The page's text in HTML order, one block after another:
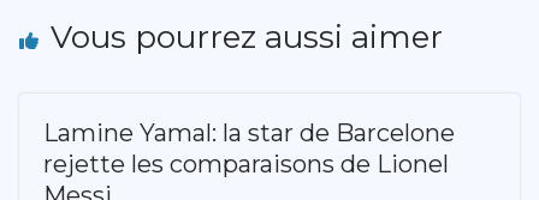
Vous pourrez aussi aimer
Lamine Yamal: la star de Barcelone
rejette les comparaisons de Lionel